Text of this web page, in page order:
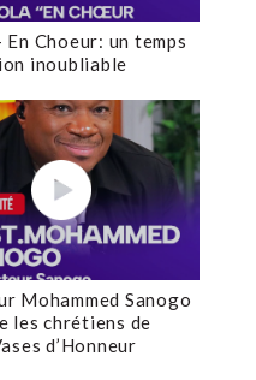
En Choeur: un temps
inoubliable
Mohammed Sanogo
les chrétiens de
d’Honneur